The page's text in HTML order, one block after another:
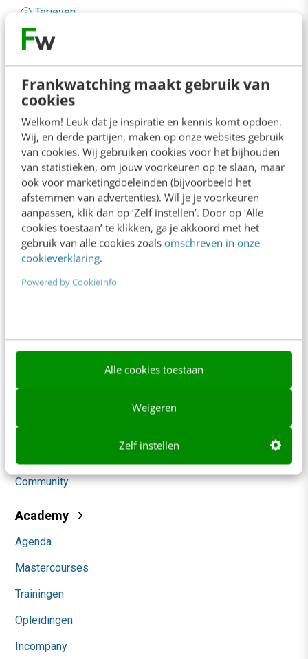
Frankwatching maakt gebruik van
cookies
Welkom! Leuk dat je inspiratie en kennis komt opdoen.
Wij, en derde partijen, maken op onze websites gebruik
van cookies. Wij gebruiken cookies voor het bijhouden
van statistieken, om jouw voorkeuren op te slaan, maar
ook voor marketingdoeleinden (bijvoorbeeld het
afstemmen van advertenties). Wil je je voorkeuren
aanpassen, klik dan op ‘Zelf instellen’. Door op ‘Alle
cookies toestaan’ te klikken, ga je akkoord met het
gebruik van alle cookies zoals omschreven in onze
cookieverklaring.
Powered by CookieInfo
Alle cookies toestaan
Weigeren
Zelf instellen
Tarieven
Meer contactopties
Frankwatching
Adverteren
Contact
Nieuwsbrieven
Over ons
Ons team
Werken bij
Whitepapers
Content & Communicatie
Social
Community
Academy
Agenda
Mastercourses
Trainingen
Opleidingen
Incompany